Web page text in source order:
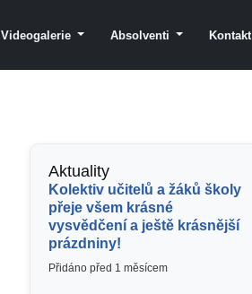
Videogalerie Absolventi Kontakt
Aktuality
Kolektiv učitelů a žáků školy
přeje všem krásné
vysvědčení a ještě krásnější
prázdniny!
Přidáno před 1 měsícem